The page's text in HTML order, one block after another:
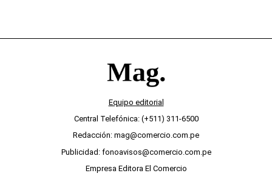
Equipo editorial
Central Telefónica: (+511) 311-6500
Redacción: mag@comercio.com.pe
Publicidad: fonoavisos@comercio.com.pe
Empresa Editora El Comercio